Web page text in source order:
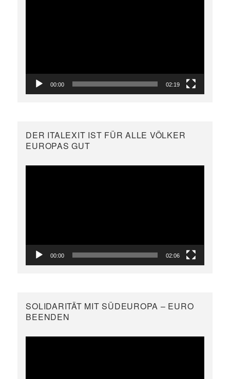
00:00 02:19
DER ITALEXIT IST FÜR ALLE VÖLKER
EUROPAS GUT
00:00 02:06
SOLIDARITÄT MIT SÜDEUROPA – EURO
BEENDEN